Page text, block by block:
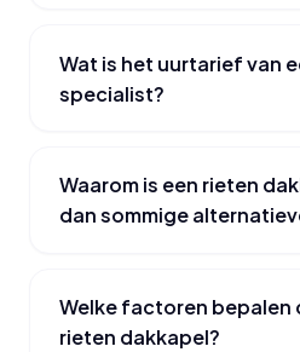
Wat is het uurtarief van
specialist?
Waarom is een rieten
dan sommige
Welke factoren bepalen
rieten dakkapel?